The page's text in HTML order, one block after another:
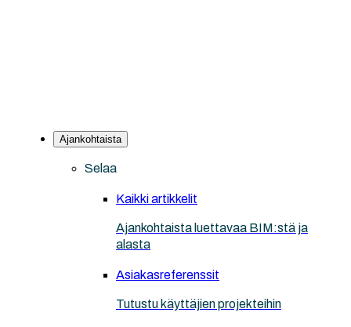
Ajankohtaista
Selaa
Kaikki artikkelit
Ajankohtaista luettavaa BIM:stä ja
alasta
Asiakasreferenssit
Tutustu käyttäjien projekteihin